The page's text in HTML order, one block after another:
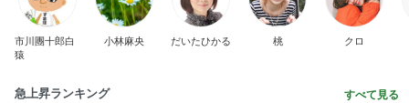
市川團十郎白
猿
小林麻央 だいたひかる 桃 クロ
急上昇ランキング すべて見る